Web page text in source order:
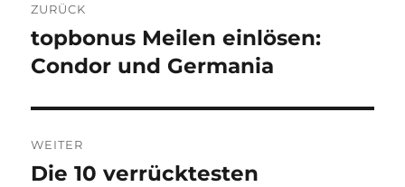
ZURÜCK
Vorheriger
Beitrag:
topbonus Meilen einlösen:
Condor und Germania
WEITER
Nächster
Die 10 verrücktesten